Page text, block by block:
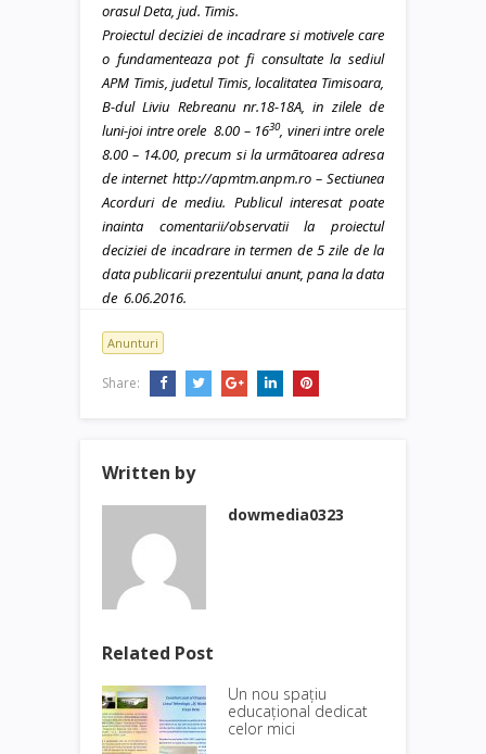
orasul Deta, jud. Timis.
Proiectul deciziei de incadrare si motivele care
o fundamenteaza pot fi consultate la sediul
APM Timis, judetul Timis, localitatea Timisoara,
B-dul Liviu Rebreanu nr.18-18A, in zilele de
luni-joi intre orele 8.00 – 1630, vineri intre orele
8.00 – 14.00, precum si la urmãtoarea adresa
de internet http://apmtm.anpm.ro – Sectiunea
Acorduri de mediu. Publicul interesat poate
inainta comentarii/observatii la proiectul
deciziei de incadrare in termen de 5 zile de la
data publicarii prezentului anunt, pana la data
de 6.06.2016.
Anunturi
Share:
Written by
dowmedia0323
Related Post
Un nou spațiu
educațional dedicat
celor mici